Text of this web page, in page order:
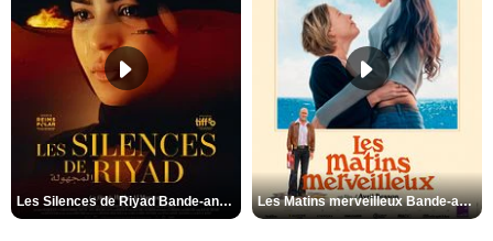
Les Silences de Riyad Bande-annonce VO STFR Les Matins merveilleux Bande-annonce VF